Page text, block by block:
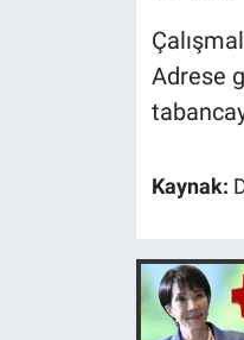
Adrese
Kaynak:
Teknoloji
Türkiye'nin
Yerel Gündem